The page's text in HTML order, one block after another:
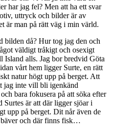
har jag fel? Men att ha ett svar
uttryck och bilder är av
är man på rätt väg i min värld.
bilden då? Hur tog jag den och
väldigt tråkigt och osexigt
Island alls. Jag bor bredvid Göta
vårt hem ligger Surte, en rätt
natur högt upp på berget. Att
jag inte vill bli igenkänd
bara fokusera på att söka efter
Surtes är att där ligger sjöar i
upp på berget. Dit når även de
bäver och där finns fisk…